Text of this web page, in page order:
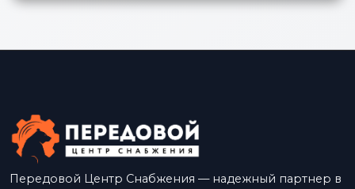
Передовой Центр Снабжения — надежный партнер в